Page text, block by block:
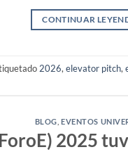
CONTINUAR
2026, elevator pitch,
BLOG ,EVENTOS
2025